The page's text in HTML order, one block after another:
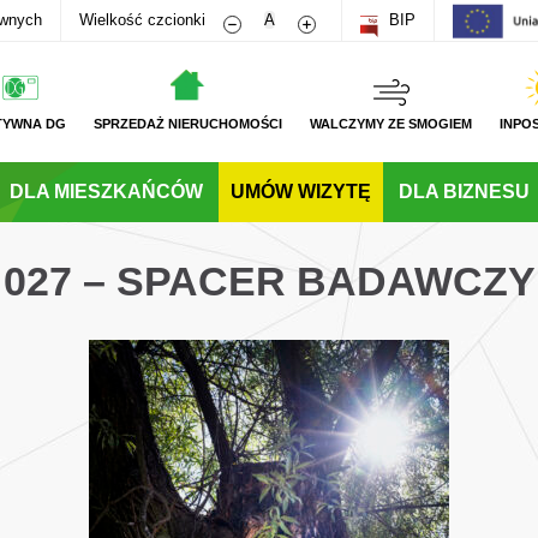
Wielkość czcionki Zmniejsz rozmiar czcionki
A Zwiększ rozmiar czcionki
BIP
DG SPRZEDAŻ NIERUCHOMOŚCI WALCZYMY ZE SMOGIEM
DLA MIESZKAŃCÓW UMÓW WIZYTĘ DLA BIZNESU
027 – SPACER BADAWCZY